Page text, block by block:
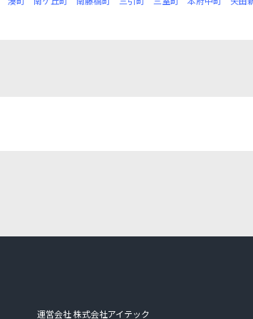
運営会社 株式会社アイテック